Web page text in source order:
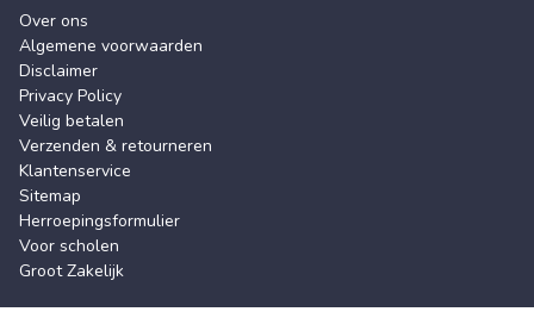
Over ons
Algemene voorwaarden
Disclaimer
Privacy Policy
Veilig betalen
Verzenden & retourneren
Klantenservice
Sitemap
Herroepingsformulier
Voor scholen
Groot Zakelijk